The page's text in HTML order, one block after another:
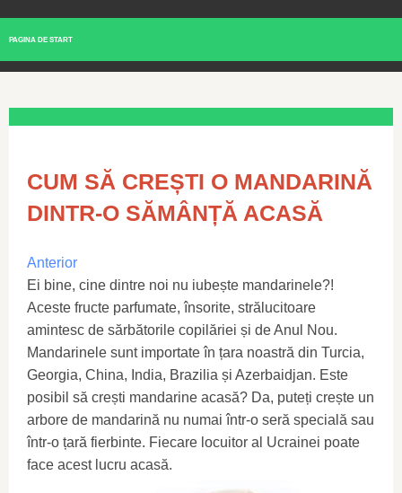
PAGINA DE START
CUM SĂ CREȘTI O MANDARINĂ
DINTR-O SĂMÂNȚĂ ACASĂ
Anterior
Ei bine, cine dintre noi nu iubește mandarinele?!
Aceste fructe parfumate, însorite, strălucitoare
amintesc de sărbătorile copilăriei și de Anul Nou.
Mandarinele sunt importate în țara noastră din Turcia,
Georgia, China, India, Brazilia și Azerbaidjan. Este
posibil să crești mandarine acasă? Da, puteți crește un
arbore de mandarină nu numai într-o seră specială sau
într-o țară fierbinte. Fiecare locuitor al Ucrainei poate
face acest lucru acasă.